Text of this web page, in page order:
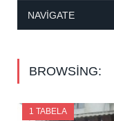
NAVIGATE
BROWSING:
1 TABELA